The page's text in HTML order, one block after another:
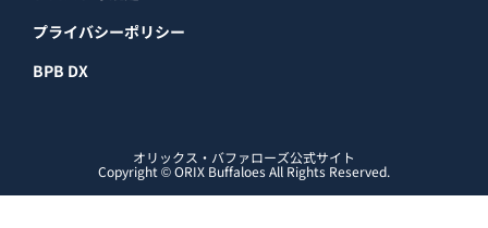
プライバシーポリシー
BPB DX
オリックス・バファローズ公式サイト
Copyright © ORIX Buffaloes All Rights Reserved.